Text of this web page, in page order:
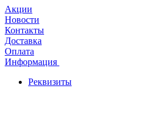
Акции
Новости
Контакты
Доставка
Оплата
Информация
Реквизиты